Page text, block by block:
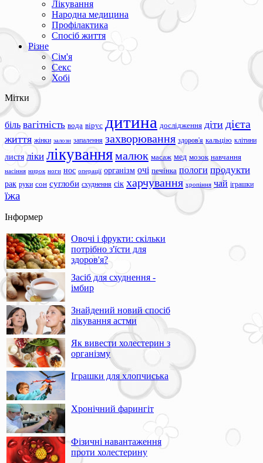
Лікування
Народна медицина
Профілактика
Спосіб життя
Різне
Сім'я
Секс
Хобі
Мітки
біль вагітність вода вірус дитина дослідження діти дієта
життя жінки залози запалення захворювання здоров'я кальцію клітини
листя ліки лікуваннямалюк масаж мед мозок навчання
насіння нирок ноги нос операції організм очі печінка пологи продукти
рак руки сон суглоби схуднення сік харчування хропіння чай іграшки
їжа
Інформер
Овочі і фрукти: скільки
потрібно з'їсти для
здоров'я?
Засіб для схуднення -
імбир
Знайдений новий спосіб
лікування астми
Як вивести холестерин з
організму
Іграшки для хлопчиська
Хронічний фарингіт
Фізичні навантаження
проти холестерину